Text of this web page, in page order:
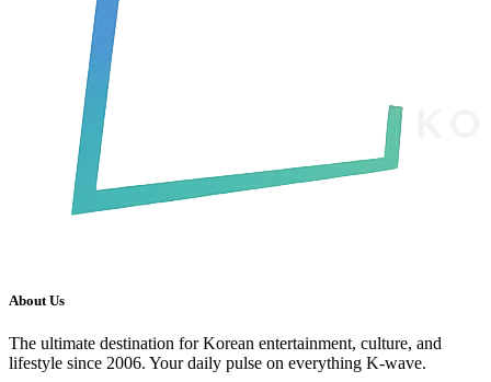
About Us
The ultimate destination for Korean entertainment, culture, and
lifestyle since 2006. Your daily pulse on everything K-wave.